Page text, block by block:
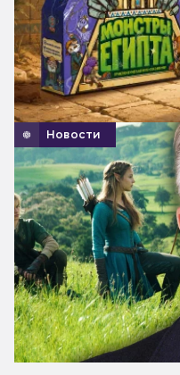
Новости